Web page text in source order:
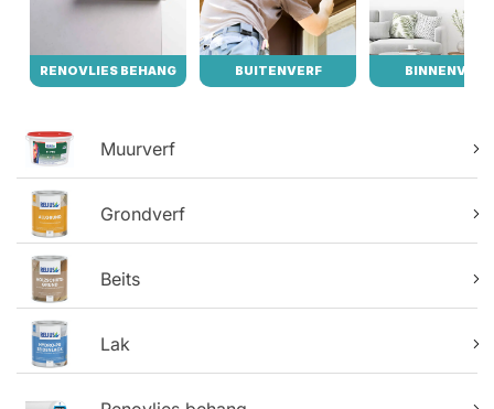
Muurverf
Grondverf
Beits
Lak
RENOVLIES BEHANG BUITENVERF BINNENVERF